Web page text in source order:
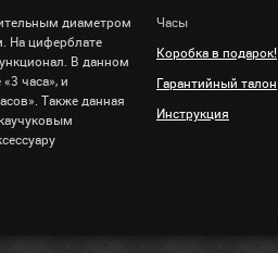
диаметром
На циферблате
В данном
часа», и
Также данная
Часы
Коробка в подарок!
Гарантийный талон
Инструкция